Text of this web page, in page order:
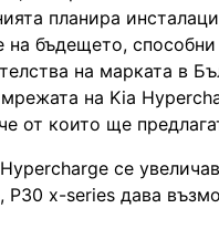
планира
на бъдещето,
на марката в
на Kia
от които ще
се
x-series дава